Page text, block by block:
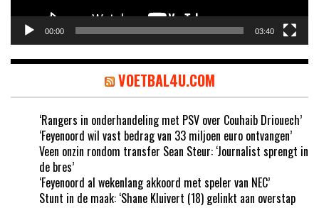
00:00 03:40
VOETBAL4U.COM
‘Rangers in onderhandeling met PSV over Couhaib Driouech’
‘Feyenoord wil vast bedrag van 33 miljoen euro ontvangen’
Veen onzin rondom transfer Sean Steur: ‘Journalist sprengt in
de bres’
‘Feyenoord al wekenlang akkoord met speler van NEC’
Stunt in de maak: ‘Shane Kluivert (18) gelinkt aan overstap